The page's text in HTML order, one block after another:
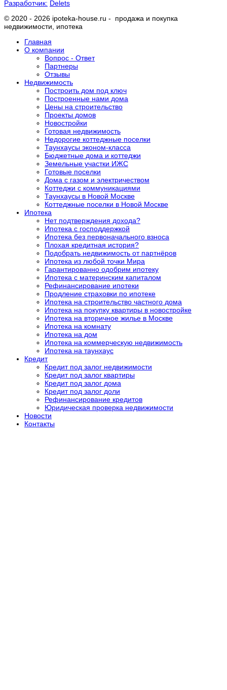
Разработчик: Delets
© 2020 - 2026 ipoteka-house.ru - продажа и покупка
недвижимости, ипотека
Главная
О компании
Вопрос - Ответ
Партнеры
Отзывы
Недвижимость
Построить дом под ключ
Построенные нами дома
Цены на строительство
Проекты домов
Новостройки
Готовая недвижимость
Недорогие коттеджные поселки
Таунхаусы эконом-класса
Бюджетные дома и коттеджи
Земельные участки ИЖС
Готовые поселки
Дома с газом и электричеством
Коттеджи с коммуникациями
Таунхаусы в Новой Москве
Коттеджные поселки в Новой Москве
Ипотека
Нет подтверждения дохода?
Ипотека с господдержкой
Ипотека без первоначального взноса
Плохая кредитная история?
Подобрать недвижимость от партнёров
Ипотека из любой точки Мира
Гарантированно одобрим ипотеку
Ипотека с материнским капиталом
Рефинансирование ипотеки
Продление страховки по ипотеке
Ипотека на строительство частного дома
Ипотека на покупку квартиры в новостройке
Ипотека на вторичное жилье в Москве
Ипотека на комнату
Ипотека на дом
Ипотека на коммерческую недвижимость
Ипотека на таунхаус
Кредит
Кредит под залог недвижимости
Кредит под залог квартиры
Кредит под залог дома
Кредит под залог доли
Рефинансирование кредитов
Юридическая проверка недвижимости
Новости
Контакты